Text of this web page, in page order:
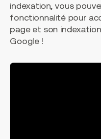
indexation, vous
fonctionnalité pour
page et son
Google !